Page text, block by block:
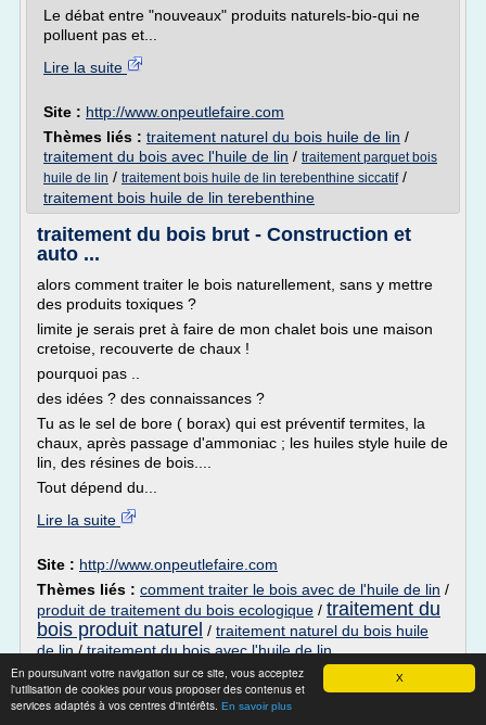
X
En poursuivant votre navigation sur ce site, vous acceptez
l'utilisation de cookies pour vous proposer des contenus et
services adaptés à vos centres d'intérêts. En savoir plus
Le débat entre "nouveaux" produits naturels-bio-qui ne
polluent pas et...
Lire la suite
Site : http://www.onpeutlefaire.com
Thèmes liés : traitement naturel du bois huile de lin /
traitement du bois avec l'huile de lin / traitement parquet bois
huile de lin / traitement bois huile de lin terebenthine siccatif/
traitement bois huile de lin terebenthine
traitement du bois brut - Construction et
auto ...
alors comment traiter le bois naturellement, sans y mettre
des produits toxiques ?
limite je serais pret à faire de mon chalet bois une maison
cretoise, recouverte de chaux !
pourquoi pas ..
des idées ? des connaissances ?
Tu as le sel de bore ( borax) qui est préventif termites, la
chaux, après passage d'ammoniac ; les huiles style huile de
lin, des résines de bois....
Tout dépend du...
Lire la suite
Site : http://www.onpeutlefaire.com
Thèmes liés : comment traiter le bois avec de l'huile de lin /
produit de traitement du bois ecologique / traitement du
bois produit naturel / traitement naturel du bois huile
de lin/traitement du bois avec l'huile de lin
Traitement/Protection du bois -
marcastel.fr